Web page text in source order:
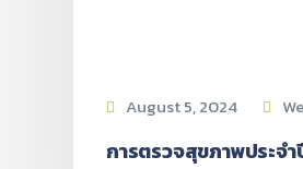
August 5, 2024
การตรวจสุขภาพประจ